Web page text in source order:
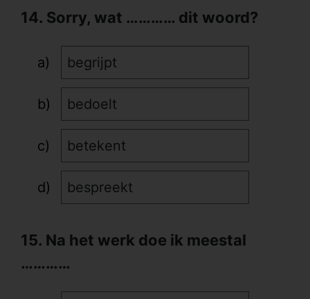
14. Sorry, wat ………… dit woord?
begrijpt
bedoelt
betekent
bespreekt
15. Na het werk doe ik meestal
…………